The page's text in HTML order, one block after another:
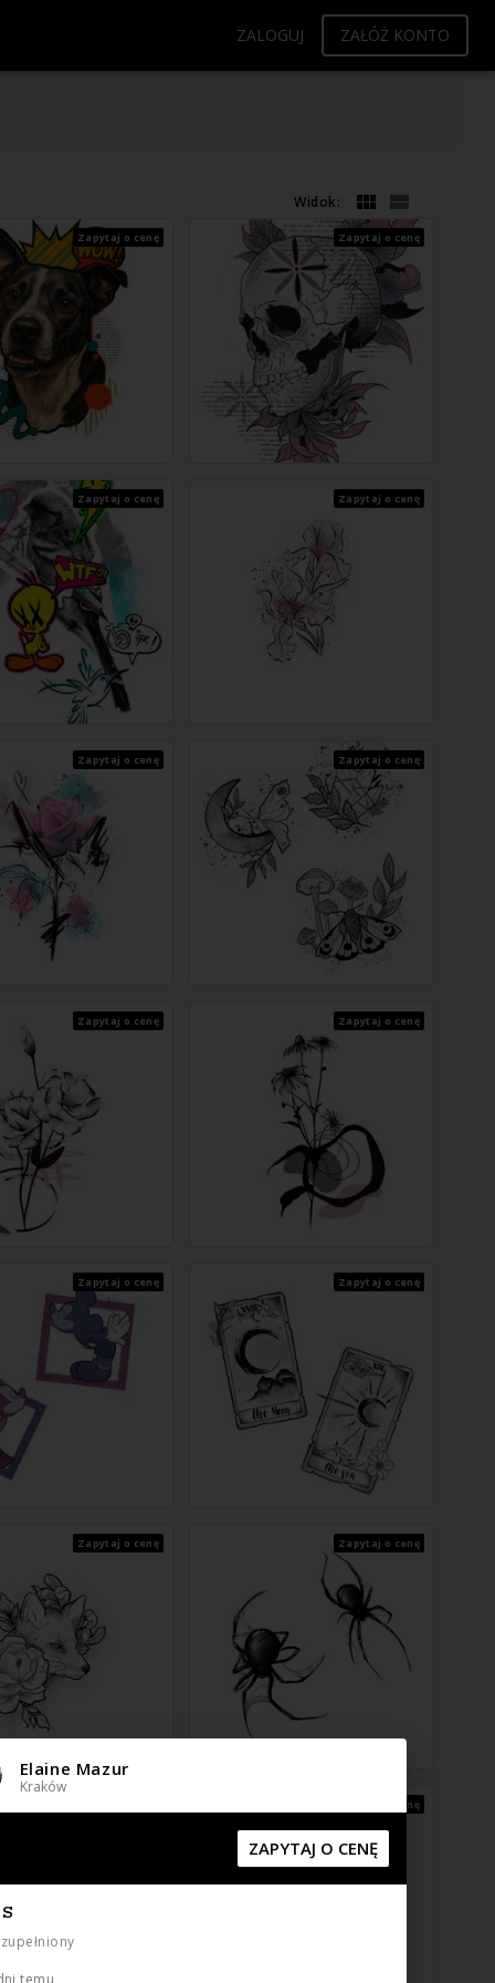
ZALOGUJ ZAŁÓŻ KONTO
Widok:
Zapytaj o cenę Zapytaj o cenę
Zapytaj o cenę Zapytaj o cenę
Zapytaj o cenę Zapytaj o cenę
Zapytaj o cenę Zapytaj o cenę
Zapytaj o cenę Zapytaj o cenę
Zapytaj o cenę Zapytaj o cenę
Zapytaj o cenę
Elaine Mazur
Kraków
ZAPYTAJ O CENĘ
temu